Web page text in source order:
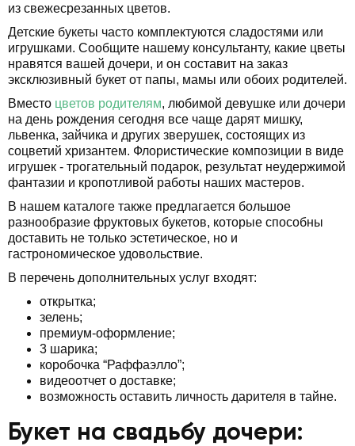
из свежесрезанных цветов.
Детские букеты часто комплектуются сладостями или
игрушками. Сообщите нашему консультанту, какие цветы
нравятся вашей дочери, и он составит на заказ
эксклюзивный букет от папы, мамы или обоих родителей.
Вместо цветов родителям, любимой девушке или дочери
на день рождения сегодня все чаще дарят мишку,
львенка, зайчика и других зверушек, состоящих из
соцветий хризантем. Флористические композиции в виде
игрушек - трогательный подарок, результат неудержимой
фантазии и кропотливой работы наших мастеров.
В нашем каталоге также предлагается большое
разнообразие фруктовых букетов, которые способны
доставить не только эстетическое, но и
гастрономическое удовольствие.
В перечень дополнительных услуг входят:
открытка;
зелень;
премиум-оформление;
3 шарика;
коробочка “Раффаэлло”;
видеоотчет о доставке;
возможность оставить личность дарителя в тайне.
Букет на свадьбу дочери: